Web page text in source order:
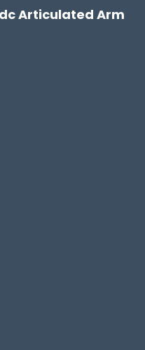
Articulated Arm